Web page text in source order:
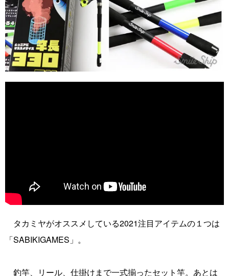
タカミヤがオススメしている2021注目アイテムの１つは
「SABIKIGAMES」。
釣竿、リール、仕掛けまで一式揃ったセット竿。あとは